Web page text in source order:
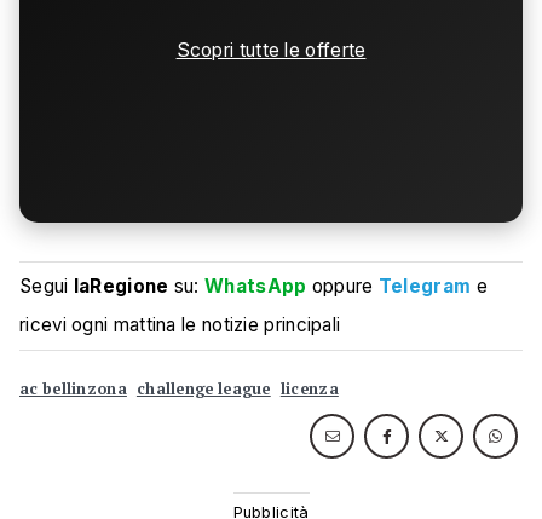
Scopri tutte le offerte
Segui laRegione su:WhatsApp oppure Telegram e
ricevi ogni mattina le notizie principali
ac bellinzona challenge league licenza